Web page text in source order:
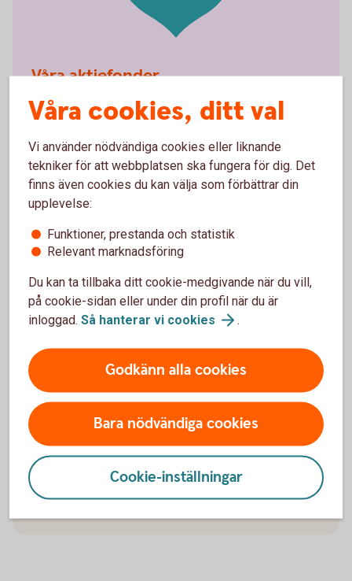
Våra aktiefonder
För att hitta våra aktiefonder - följ stegen:
Gå till vår fondlista
Klicka på Typ av fond
Välj Aktiefonder
(spara.swedbank.se)
För att hitta våra aktiefonder - följ stegen:
Klicka på Typ av fond
Välj Aktiefonder
Våra cookies, ditt val
Vi använder nödvändiga cookies eller liknande
tekniker för att webbplatsen ska fungera för dig. Det
finns även cookies du kan välja som förbättrar din
upplevelse:
Funktioner, prestanda och statistik
Relevant marknadsföring
Du kan ta tillbaka ditt cookie-medgivande när du vill,
på cookie-sidan eller under din profil när du är
inloggad. Så hanterar vi cookies .
Godkänn alla cookies
Bara nödvändiga cookies
Cookie-inställningar